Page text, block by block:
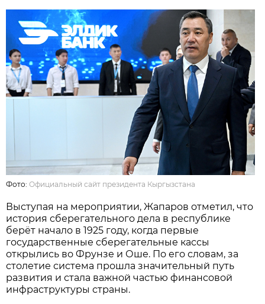
Фото:Официальный сайт президента Кыргызстана
Выступая на мероприятии, Жапаров отметил, что
история сберегательного дела в республике
берёт начало в 1925 году, когда первые
государственные сберегательные кассы
открылись во Фрунзе и Оше. По его словам, за
столетие система прошла значительный путь
развития и стала важной частью финансовой
инфраструктуры страны.